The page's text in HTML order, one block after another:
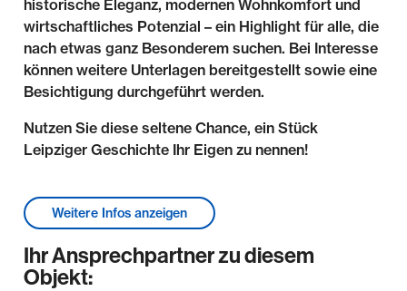
historische Eleganz, modernen Wohnkomfort und
wirtschaftliches Potenzial – ein Highlight für alle, die
nach etwas ganz Besonderem suchen. Bei Interesse
können weitere Unterlagen bereitgestellt sowie eine
Besichtigung durchgeführt werden.
Nutzen Sie diese seltene Chance, ein Stück
Leipziger Geschichte Ihr Eigen zu nennen!
Lage & Umgebung
Kombination aus lebendigem Szeneviertel und
entspanntem Familienleben machen die Südvorstadt
Weitere Infos anzeigen
Ihr Ansprechpartner zu diesem
Objekt: